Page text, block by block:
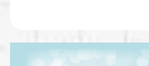
🌎邀請菌粉一同為地球母親一起